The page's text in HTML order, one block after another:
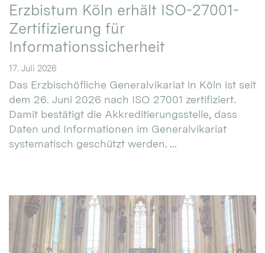
Erzbistum Köln erhält ISO-27001-
Zertifizierung für
Informationssicherheit
17. Juli 2026
Das Erzbischöfliche Generalvikariat in Köln ist seit
dem 26. Juni 2026 nach ISO 27001 zertifiziert.
Damit bestätigt die Akkreditierungsstelle, dass
Daten und Informationen im Generalvikariat
systematisch geschützt werden. ...